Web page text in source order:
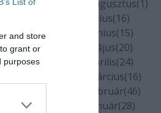
and store
grant or
purposes
2020 augusztus(1)
2020 július(16)
2020 június(15)
2020 május(20)
2020 április(24)
2020 március(16)
2020 február(46)
2020 január(28)